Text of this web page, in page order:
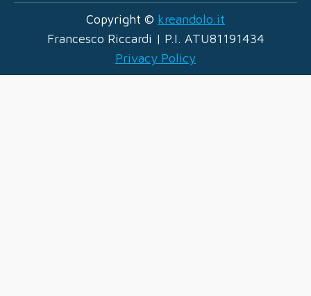
Copyright © kreandolo.it
Francesco Riccardi | P.I. ATU81191434
Privacy Policy